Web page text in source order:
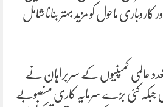
ماحول کو مزید بہتر بنانا شامل
عالمی کمپنیوں کے سربراہان نے
کئی بڑے سرمایہ کاری منصوبے